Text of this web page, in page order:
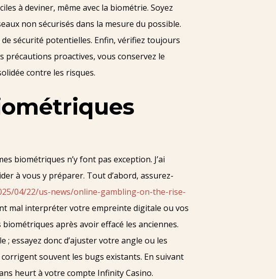
à deviner, même avec la biométrie. Soyez
non sécurisés dans la mesure du possible.
sécurité potentielles. Enfin, vérifiez toujours
proactives, vous conservez le
contre les risques.
biométriques n’y font pas exception. J’ai
à vous y préparer. Tout d’abord, assurez-
04/22/us-news/online-gambling-on-the-rise-
mal interpréter votre empreinte digitale ou vos
après avoir effacé les anciennes.
; essayez donc d’ajuster votre angle ou les
souvent les bugs existants. En suivant
heurt à votre compte Infinity Casino.